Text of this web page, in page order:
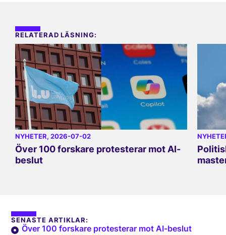
RELATERAD LÄSNING:
NYHETER, 2026-07-02
Över 100 forskare protesterar mot AI-
beslut
SENASTE ARTIKLAR:
Över 100 forskare protesterar mot AI-beslut